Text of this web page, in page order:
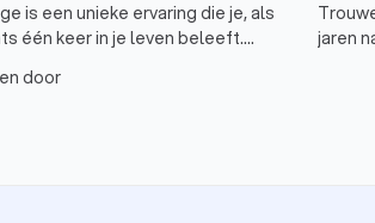
is een unieke ervaring die je, als
één keer in je leven beleeft.
Huibers van PICS geeft 10
aanstaande bruidsparen,
ervaring en kennis als
door
jaren